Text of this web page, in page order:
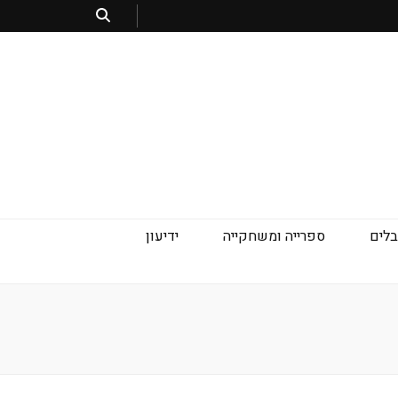
ספרייה ומשחקייה ידיעון